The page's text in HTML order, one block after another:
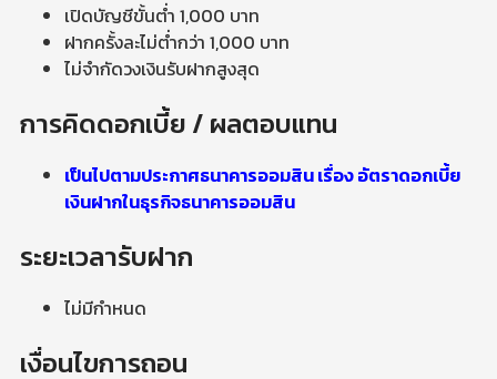
เปิดบัญชีขั้นต่ำ 1,000 บาท
ฝากครั้งละไม่ต่ำกว่า 1,000 บาท
ไม่จำกัดวงเงินรับฝากสูงสุด
การคิดดอกเบี้ย / ผลตอบแทน
เป็นไปตามประกาศธนาคารออมสิน เรื่อง อัตราดอกเบี้ย
เงินฝากในธุรกิจธนาคารออมสิน
ระยะเวลารับฝาก
ไม่มีกำหนด
เงื่อนไขการถอน